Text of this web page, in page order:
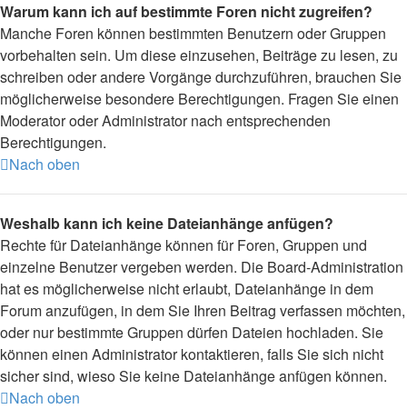
Warum kann ich auf bestimmte Foren nicht zugreifen?
Manche Foren können bestimmten Benutzern oder Gruppen
vorbehalten sein. Um diese einzusehen, Beiträge zu lesen, zu
schreiben oder andere Vorgänge durchzuführen, brauchen Sie
möglicherweise besondere Berechtigungen. Fragen Sie einen
Moderator oder Administrator nach entsprechenden
Berechtigungen.
Nach oben
Weshalb kann ich keine Dateianhänge anfügen?
Rechte für Dateianhänge können für Foren, Gruppen und
einzelne Benutzer vergeben werden. Die Board-Administration
hat es möglicherweise nicht erlaubt, Dateianhänge in dem
Forum anzufügen, in dem Sie Ihren Beitrag verfassen möchten,
oder nur bestimmte Gruppen dürfen Dateien hochladen. Sie
können einen Administrator kontaktieren, falls Sie sich nicht
sicher sind, wieso Sie keine Dateianhänge anfügen können.
Nach oben